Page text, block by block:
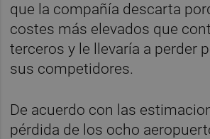
que la compañía descarta
costes más elevados que
terceros y le llevaría a perder
sus competidores.
De acuerdo con las
pérdida de los ocho